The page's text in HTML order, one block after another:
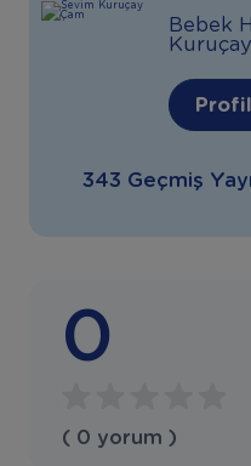
Bebek
343 Geçmiş
0
( 0 yorum )